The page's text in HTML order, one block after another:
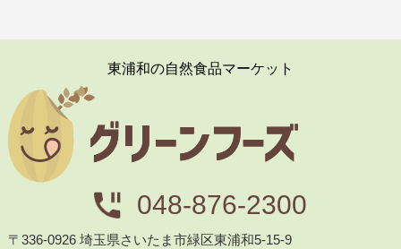
東浦和の自然食品マーケット
048-876-2300
〒336-0926 埼玉県さいたま市緑区東浦和5-15-9